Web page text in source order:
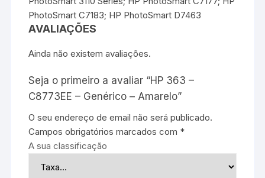
PhotoSmart C7183; HP PhotoSmart D7463
AVALIAÇÕES
Ainda não existem avaliações.
Seja o primeiro a avaliar “HP 363 –
C8773EE – Genérico – Amarelo”
O seu endereço de email não será publicado.
Campos obrigatórios marcados com *
A sua classificação